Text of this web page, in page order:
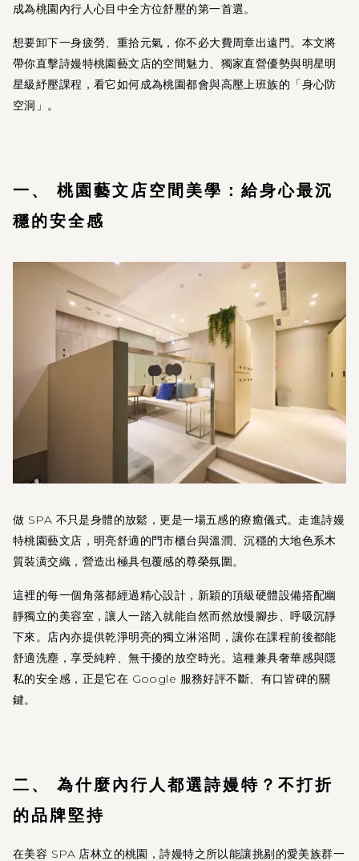
成為桃園內行人心目中全方位舒壓的第一首選。
想要卸下一身疲勞、重拾元氣，你不必大費周章出遠門。本文將
帶你直擊詩嫚特桃園藝文店的空間魅力、獨家直營優勢與明星明
星級紓壓課程，看它如何成為桃園都會與高壓上班族的「身心防
空洞」。
一、 桃園藝文店空間美學：給身心最沉
穩的安全感
做 SPA 不只是身體的放鬆，更是一場五感的療癒儀式。走進詩嫚
特桃園藝文店，明亮舒適的門市櫃台與溫潤、沉穩的大地色系木
質裝潢交織，營造出極具包覆感的尊榮氛圍。
這裡的每一個角落都經過精心設計，新穎的頂級硬體設備搭配幽
靜獨立的美容室，讓人一踏入就能自然而然放慢腳步、呼吸沉靜
下來。店內亦提供乾淨明亮的獨立淋浴間，讓你在課程前後都能
舒適洗塵，享受純粹、無干擾的放空時光。這種兼具奢華感與隱
私的安全感，正是它在 Google 服務好評不斷、有口皆碑的關
鍵。
二、 為什麼內行人都選詩嫚特？不打折
的品牌堅持
在美容 SPA 店林立的桃園，詩嫚特之所以能讓挑剔的愛美族群一